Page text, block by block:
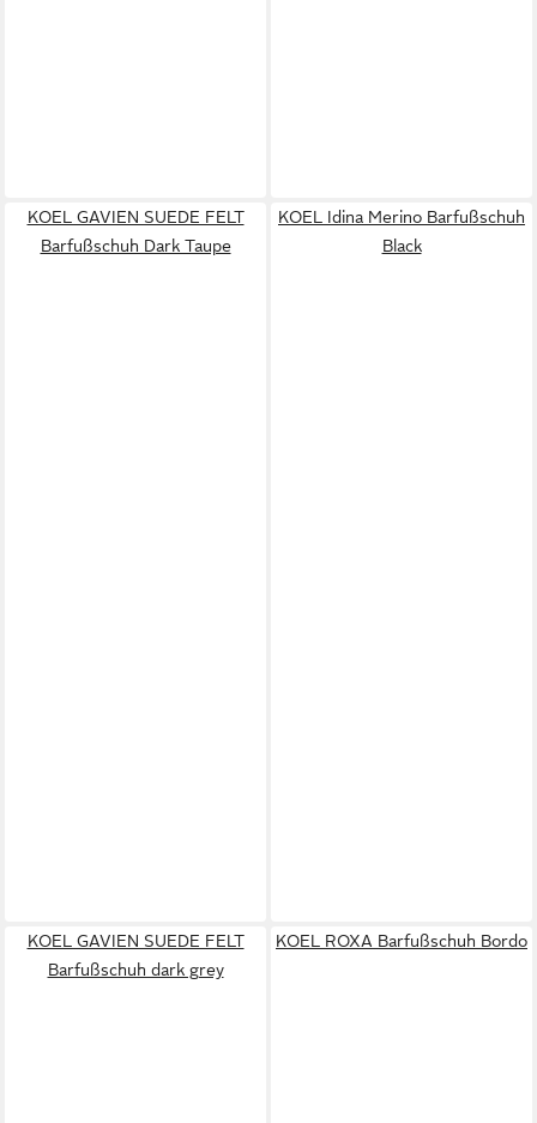
KOEL GAVIEN SUEDE FELT
Barfußschuh Dark Taupe
KOEL Idina Merino Barfußschuh
Black
KOEL GAVIEN SUEDE FELT
Barfußschuh dark grey
KOEL ROXA Barfußschuh Bordo